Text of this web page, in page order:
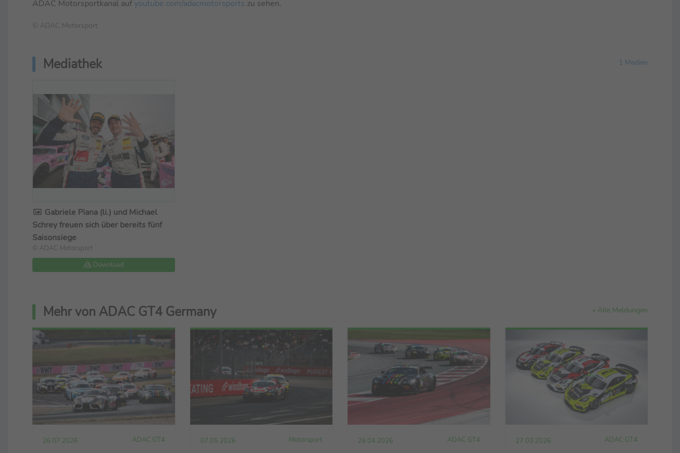
ADAC Motorsportkanal auf youtube.com/adacmotorsports zu sehen.
© ADAC Motorsport
Mediathek 1 Medien
Gabriele Piana (li.) und Michael
Schrey freuen sich über bereits fünf
Saisonsiege
© ADAC Motorsport
Download
Mehr von ADAC GT4 Germany » Alle Meldungen
26.07.2026 ADAC GT4 07.05.2026 Motorsport 26.04.2026 ADAC GT4 27.03.2026 ADAC GT4